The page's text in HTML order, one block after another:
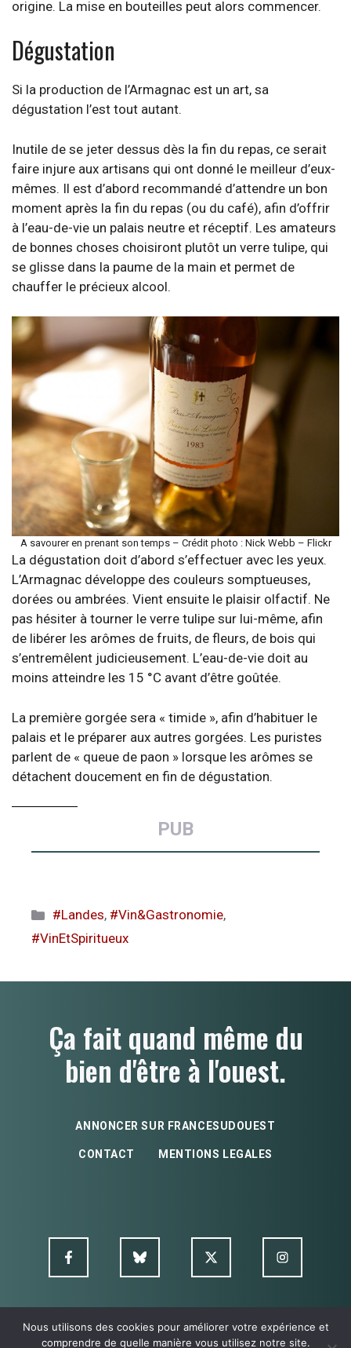
origine. La mise en bouteilles peut alors commencer.
Dégustation
Si la production de l’Armagnac est un art, sa
dégustation l’est tout autant.
Inutile de se jeter dessus dès la fin du repas, ce serait
faire injure aux artisans qui ont donné le meilleur d’eux-
mêmes. Il est d’abord recommandé d’attendre un bon
moment après la fin du repas (ou du café), afin d’offrir
à l’eau-de-vie un palais neutre et réceptif. Les amateurs
de bonnes choses choisiront plutôt un verre tulipe, qui
se glisse dans la paume de la main et permet de
chauffer le précieux alcool.
A savourer en prenant son temps – Crédit photo : Nick Webb – Flickr
La dégustation doit d’abord s’effectuer avec les yeux.
L’Armagnac développe des couleurs somptueuses,
dorées ou ambrées. Vient ensuite le plaisir olfactif. Ne
pas hésiter à tourner le verre tulipe sur lui-même, afin
de libérer les arômes de fruits, de fleurs, de bois qui
s’entremêlent judicieusement. L’eau-de-vie doit au
moins atteindre les 15 °C avant d’être goûtée.
La première gorgée sera « timide », afin d’habituer le
palais et le préparer aux autres gorgées. Les puristes
parlent de « queue de paon » lorsque les arômes se
détachent doucement en fin de dégustation.
PUB
Catégories
#Landes, #Vin&Gastronomie,
#VinEtSpiritueux
Ça fait quand même du
bien d'être à l'ouest.
ANNONCER SUR FRANCESUDOUEST
CONTACT MENTIONS LEGALES
© FSO MultimediA - 2026
Nous utilisons des cookies pour améliorer votre expérience et
comprendre de quelle manière vous utilisez notre site.